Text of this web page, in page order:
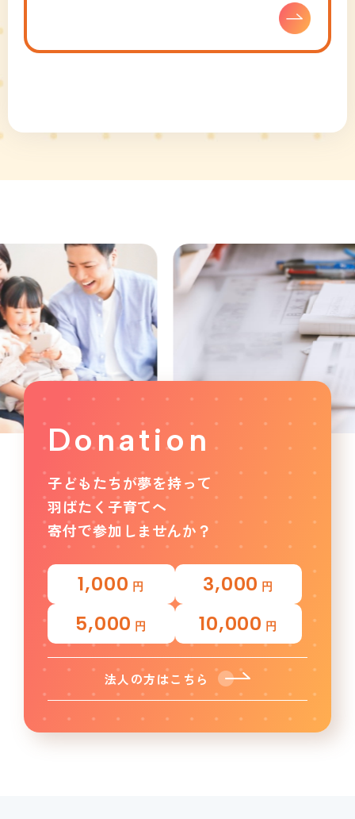
Donation
子どもたちが夢を持って
羽ばたく子育てへ
寄付で参加しませんか？
1,000 円 3,000 円
5,000 円 10,000 円
法人の方はこちら